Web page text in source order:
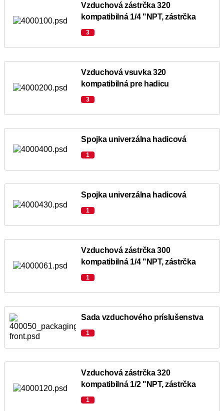
Vzduchová zástrčka 320
kompatibilná 1/4 "NPT, zástrčka
3
Vzduchová vsuvka 320
kompatibilná pre hadicu
3
Spojka univerzálna hadicová
1
Spojka univerzálna hadicová
1
Vzduchová zástrčka 300
kompatibilná 1/4 "NPT, zástrčka
1
Sada vzduchového príslušenstva
1
Vzduchová zástrčka 320
kompatibilná 1/2 "NPT, zástrčka
1